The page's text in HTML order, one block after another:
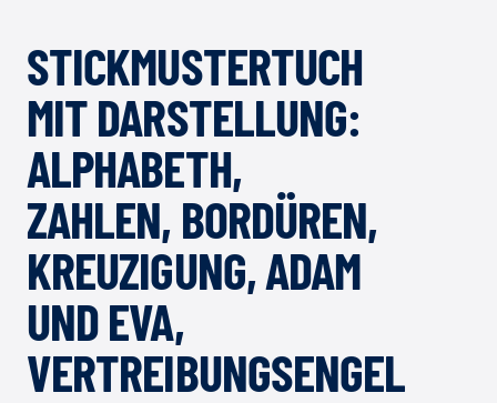
STICKMUSTERTUCH
MIT DARSTELLUNG:
ALPHABETH,
ZAHLEN, BORDÜREN,
KREUZIGUNG, ADAM
UND EVA,
VERTREIBUNGSENGEL